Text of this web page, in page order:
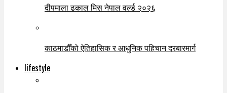
दीपमाला ढकाल मिस नेपाल वर्ल्ड २०२६
काठमाडौँको ऐतिहासिक र आधुनिक पहिचान दरबारमार्ग
lifestyle